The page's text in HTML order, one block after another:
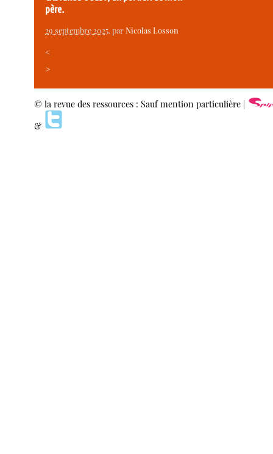
père.
29 septembre 2025, parNicolas Losson
<
>
© la revue des ressources : Sauf mention particulière |
&